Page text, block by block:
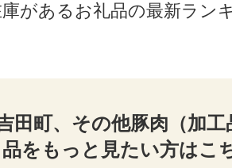
があるお礼品の最新ラン
田町、その他豚肉（加
品をもっと見たい方はこ